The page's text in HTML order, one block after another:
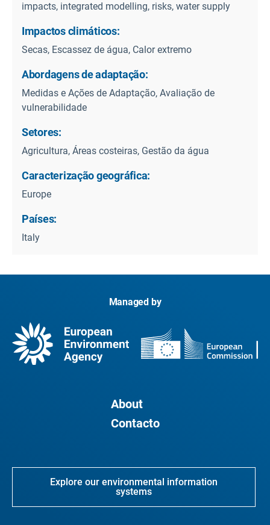
impacts, integrated modelling, risks, water supply
Impactos climáticos:
Secas, Escassez de água, Calor extremo
Abordagens de adaptação:
Medidas e Ações de Adaptação, Avaliação de
vulnerabilidade
Setores:
Agricultura, Áreas costeiras, Gestão da água
Caracterização geográfica:
Europe
Países:
Italy
Managed by
About
Contacto
Explore our environmental information
systems